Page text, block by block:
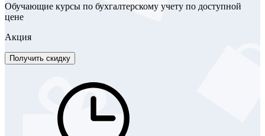
Обучающие курсы по бухгалтерскому учету по доступной
цене
Акция
Получить скидку